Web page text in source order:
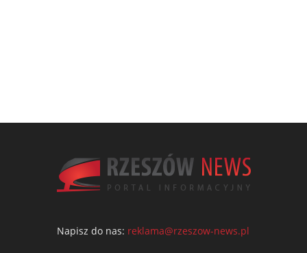
Napisz do nas: reklama@rzeszow-news.pl